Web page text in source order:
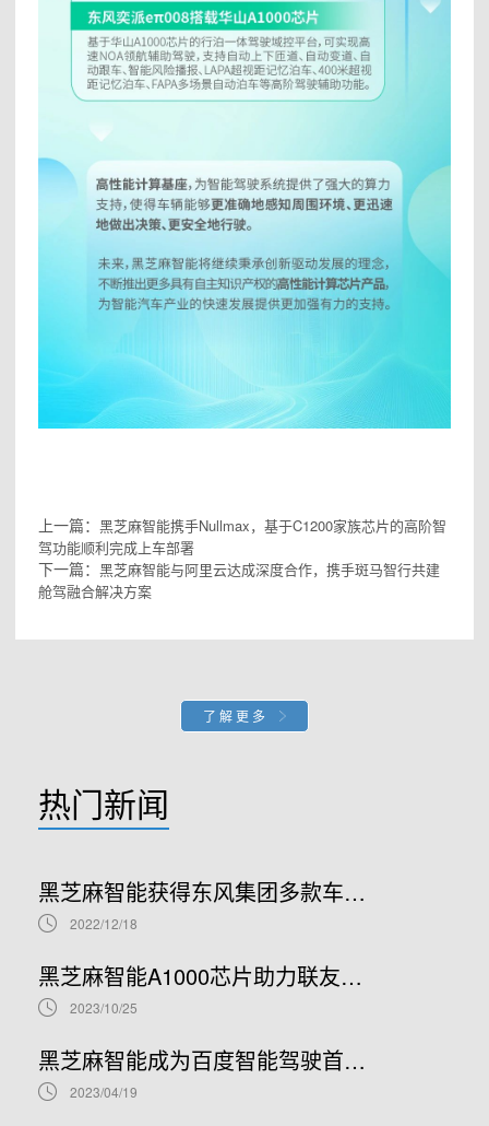
上一篇： 黑芝麻智能携手Nullmax，基于C1200家族芯片的高阶智
驾功能顺利完成上车部署
下一篇： 黑芝麻智能与阿里云达成深度合作，携手斑马智行共建
舱驾融合解决方案
了解更多
热门新闻
黑芝麻智能获得东风集团多款车型项目定点及战略投资，打造高阶行泊一体量产车型
2022/12/18
黑芝麻智能A1000芯片助力联友智连打造NOA/HPA高阶行泊一体产品
2023/10/25
黑芝麻智能成为百度智能驾驶首选本土化SoC芯片合作伙伴
2023/04/19